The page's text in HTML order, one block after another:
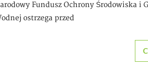
Fundusz Ochrony Środowiska i
ostrzega przed